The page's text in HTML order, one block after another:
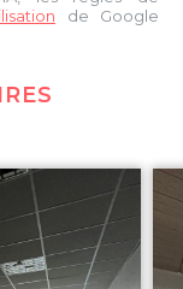
de Google